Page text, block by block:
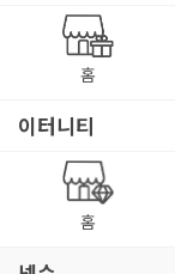
홈
이터니티
홈